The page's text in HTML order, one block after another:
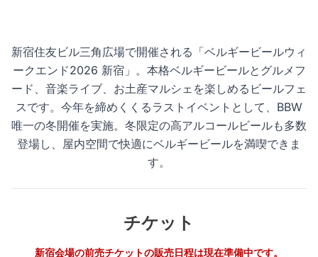
新宿住友ビル 三角広場
12.2
W
E
12.6
S
U
N
新宿住友ビル三角広場で開催される「ベルギービールウィ
ークエンド2026 新宿」。本格ベルギービールとグルメフ
ード、音楽ライブ、お土産マルシェを楽しめるビールフェ
スです。今年を締めくくるラストイベントとして、BBW
唯一の冬開催を実施。冬限定の高アルコールビールも多数
登場し、屋内空間で快適にベルギービールを満喫できま
す。
チケット
新宿会場の前売チケットの販売日程は現在準備中です。